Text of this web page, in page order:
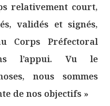
relativement court,
validés et signés,
Corps Préfectoral
l’appui. Vu le
nous sommes
de nos objectifs »